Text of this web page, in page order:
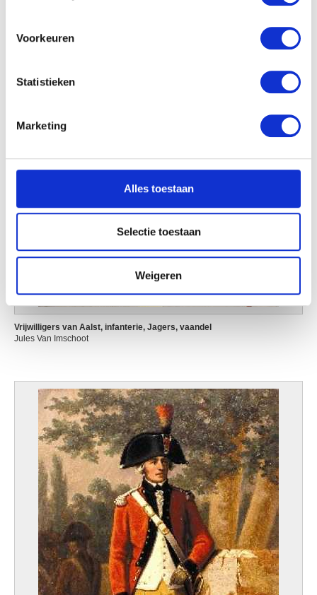
locatie, die tot een paar meter nauwkeurig kan zijn
scannen op specifieke eigenschappen (fingerprinting)
detailgedeeltein.
U kunt uw toestemming op elk moment wijzigen of
We gebruiken cookies om content en advertenties te
personaliseren, om functies voor social media te bieden
en om ons websiteverkeer te analyseren. Ook delen we
informatie over uw gebruik van onze site met onze
partners voor social media, adverteren en analyse. Deze
verzameld op basis van uw gebruik van hun services.
Voorkeuren
Statistieken
Marketing
Alles toestaan
Selectie toestaan
Weigeren
Vrijwilligers van Aalst, infanterie, Jagers, vaandel
Jules Van Imschoot